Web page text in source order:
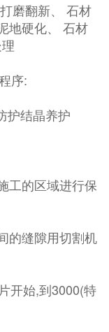
磨翻新、 石材
地硬化、 石材
序:
护结晶养护
工的区域进行保
的缝隙用切割机
开始,到3000(特